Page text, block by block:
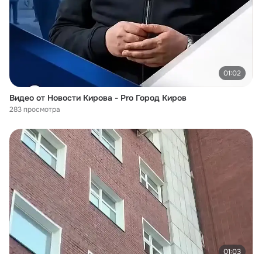
01:02
Видео от Новости Кирова - Pro Город Киров
283 просмотра
01:03